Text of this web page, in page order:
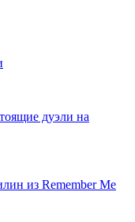
дуэли на
из Remember Me